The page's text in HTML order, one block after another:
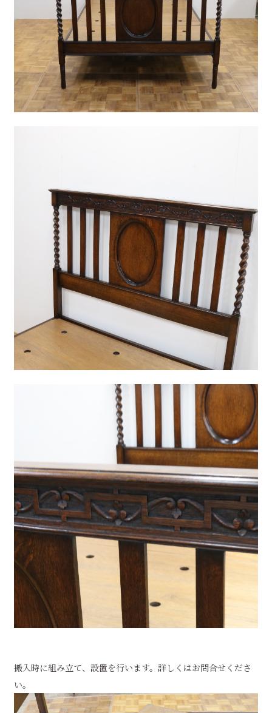
搬入時に組み立て、設置を行います。詳しくはお問合せくださ
い。